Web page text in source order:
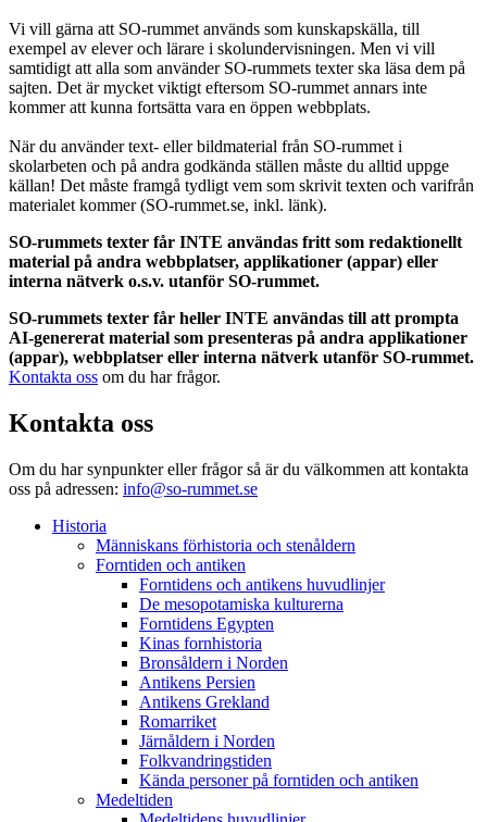
Vi vill gärna att SO-rummet används som kunskapskälla, till
exempel av elever och lärare i skolundervisningen. Men vi vill
samtidigt att alla som använder SO-rummets texter ska läsa dem på
sajten. Det är mycket viktigt eftersom SO-rummet annars inte
kommer att kunna fortsätta vara en öppen webbplats.
När du använder text- eller bildmaterial från SO-rummet i
skolarbeten och på andra godkända ställen måste du alltid uppge
källan! Det måste framgå tydligt vem som skrivit texten och varifrån
materialet kommer (SO-rummet.se, inkl. länk).
SO-rummets texter får INTE användas fritt som redaktionellt
material på andra webbplatser, applikationer (appar) eller
interna nätverk o.s.v. utanför SO-rummet.
SO-rummets texter får heller INTE användas till att prompta
AI-genererat material som presenteras på andra applikationer
(appar), webbplatser eller interna nätverk utanför SO-rummet.
Kontakta oss om du har frågor.
Kontakta oss
Om du har synpunkter eller frågor så är du välkommen att kontakta
oss på adressen: info@so-rummet.se
Historia
Människans förhistoria och stenåldern
Forntiden och antiken
Forntidens och antikens huvudlinjer
De mesopotamiska kulturerna
Forntidens Egypten
Kinas fornhistoria
Bronsåldern i Norden
Antikens Persien
Antikens Grekland
Romarriket
Järnåldern i Norden
Folkvandringstiden
Kända personer på forntiden och antiken
Medeltiden